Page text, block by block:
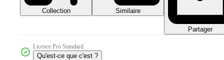
Collection Similaire
Partager
Licence Pro Standard
Qu'est-ce que c'est ?